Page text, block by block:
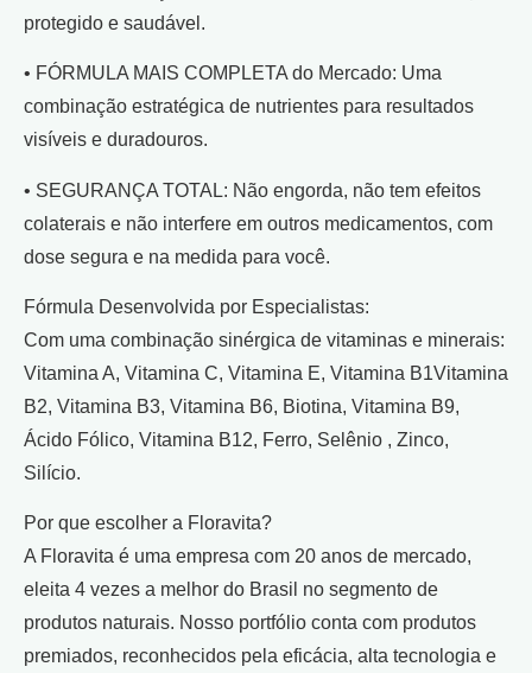
protegido e saudável.
• FÓRMULA MAIS COMPLETA do Mercado: Uma
combinação estratégica de nutrientes para resultados
visíveis e duradouros.
• SEGURANÇA TOTAL: Não engorda, não tem efeitos
colaterais e não interfere em outros medicamentos, com
dose segura e na medida para você.
Fórmula Desenvolvida por Especialistas:
Com uma combinação sinérgica de vitaminas e minerais:
Vitamina A, Vitamina C, Vitamina E, Vitamina B1Vitamina
B2, Vitamina B3, Vitamina B6, Biotina, Vitamina B9,
Ácido Fólico, Vitamina B12, Ferro, Selênio , Zinco,
Silício.
Por que escolher a Floravita?
A Floravita é uma empresa com 20 anos de mercado,
eleita 4 vezes a melhor do Brasil no segmento de
produtos naturais. Nosso portfólio conta com produtos
premiados, reconhecidos pela eficácia, alta tecnologia e